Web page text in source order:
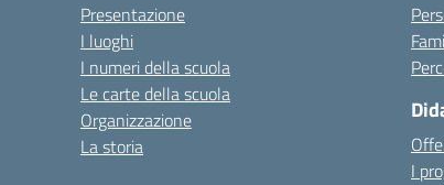
Presentazione
I luoghi
I numeri della scuola
Le carte della scuola
Organizzazione
La storia
I